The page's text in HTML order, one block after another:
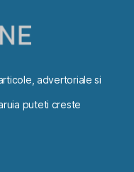
advertoriale si
puteti creste